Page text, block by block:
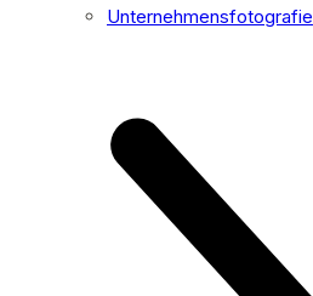
Unternehmensfotografie